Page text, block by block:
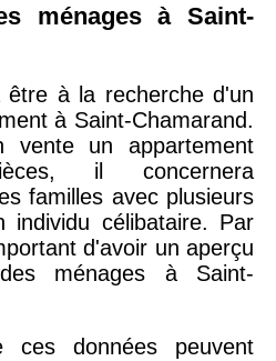
ménages à Saint-
être à la recherche d'un
à Saint-Chamarand.
vente un appartement
il concernera
familles avec plusieurs
individu célibataire. Par
d'avoir un aperçu
ménages à Saint-
données peuvent